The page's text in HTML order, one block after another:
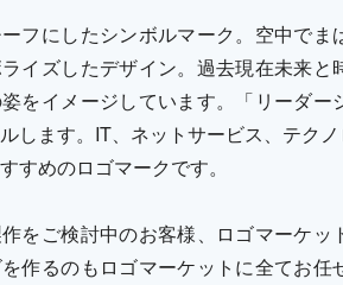
ーフにしたシンボルマーク。空中で
イズしたデザイン。過去現在未来と
をイメージしています。「リーダ
します。IT、ネットサービス、テク
すめのロゴマークです。
をご検討中のお客様、ロゴマーケ
作るのもロゴマーケットに全てお